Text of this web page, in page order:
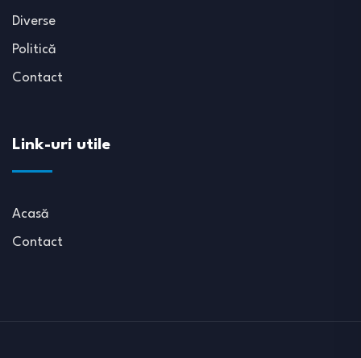
Diverse
Politică
Contact
Link-uri utile
Acasă
Contact